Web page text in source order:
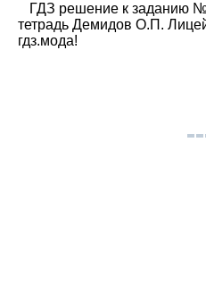
ГДЗ решение к заданию
тетрадь Демидов О.П.
гдз.мода!